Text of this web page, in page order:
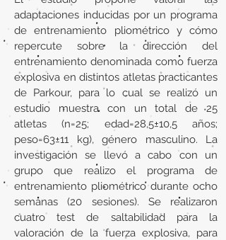
adaptaciones inducidas por un programa
de entrenamiento pliométrico y cómo
repercute sobre la dirección del
entrenamiento denominada como fuerza
explosiva en distintos atletas practicantes
de Parkour, para lo cual se realizó un
estudio muestra con un total de 25
atletas (n=25; edad=28,5±10,5 años;
peso=63±11 kg), género masculino. La
investigación se llevó a cabo con un
grupo que realizo el programa de
entrenamiento pliométrico durante ocho
semanas (20 sesiones). Se realizaron
cuatro test de saltabilidad para la
valoración de la fuerza explosiva, para